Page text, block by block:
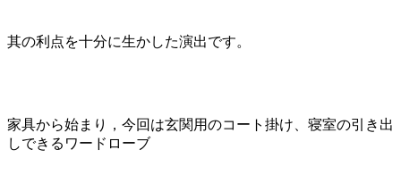
其の利点を十分に生かした演出です。
家具から始まり，今回は玄関用のコート掛け、寝室の引き出
しできるワードローブ